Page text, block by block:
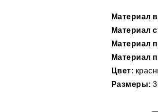
Материал
Материал
Материал
Материал
Цвет:
Размеры: